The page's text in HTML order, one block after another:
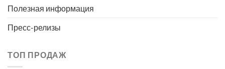
Полезная информация
Пресс-релизы
ТОП ПРОДАЖ